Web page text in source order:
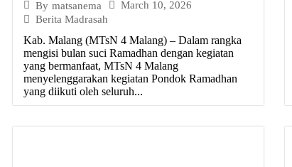
By matsanema
March 10, 2026
Berita Madrasah
Kab. Malang (MTsN 4 Malang) – Dalam rangka
mengisi bulan suci Ramadhan dengan kegiatan
yang bermanfaat, MTsN 4 Malang
menyelenggarakan kegiatan Pondok Ramadhan
yang diikuti oleh seluruh...